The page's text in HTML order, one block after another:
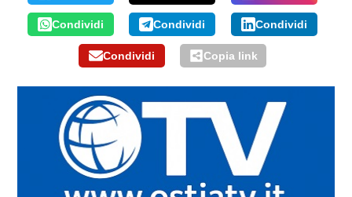
Condividi Condividi Condividi
Condividi Copia link